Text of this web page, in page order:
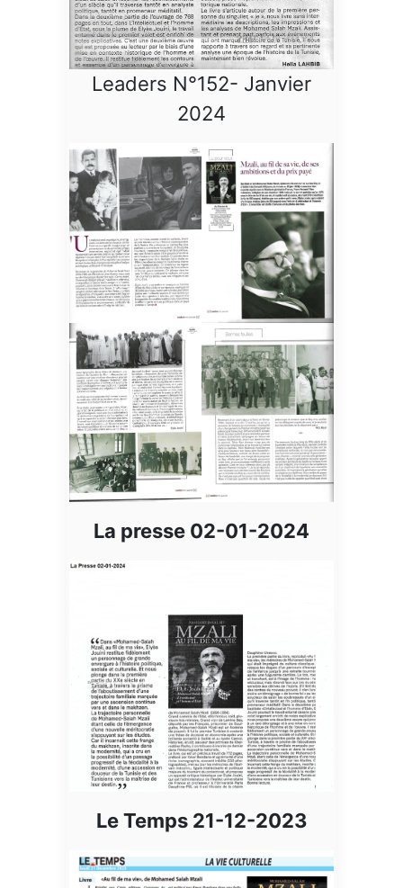
Leaders N°152- Janvier
2024
La presse 02-01-2024
Le Temps 21-12-2023